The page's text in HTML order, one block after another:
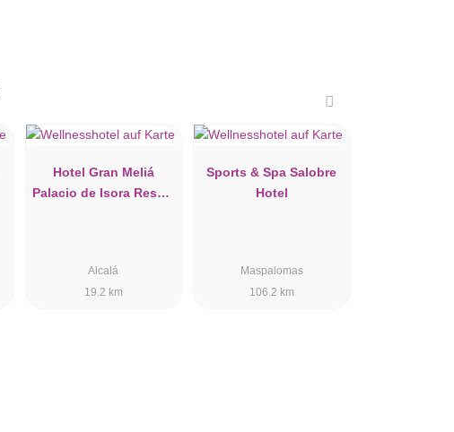
Hotel Gran Meliá
Palacio de Isora Resort
Alcalá
19.2 km
Sports & Spa Salobre
Hotel
Maspalomas
106.2 km